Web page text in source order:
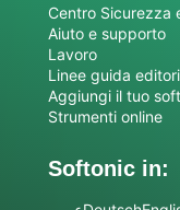
Centro Sicurezza
Aiuto e supporto
Lavoro
Linee guida
Aggiungi il tuo
Strumenti online
Softonic in: